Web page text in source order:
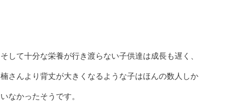
そして十分な栄養が行き渡らない子供達は成長も遅く、
楠さんより背丈が大きくなるような子はほんの数人しか
いなかったそうです。